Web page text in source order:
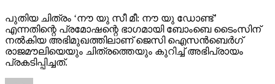
പുതിയ ചിത്രം ‘നൗ യു സീ മീ: നൗ യു ഡോണ്ട്’
എന്നതിന്റെ പ്രമോഷന്റെ ഭാഗമായി ബോംബെ ടൈംസിന്
നല്‍കിയ അഭിമുഖത്തിലാണ് ജെസി ഐസന്‍ബെര്‍ഗ്
രാജമൗലിയെയും ചിത്രത്തെയും കുറിച്ച് അഭിപ്രായം
പ്രകടിപ്പിച്ചത്.